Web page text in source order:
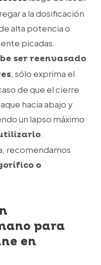
a la dosificación
alta potencia o
picadas.
ser reenvasado
, sólo exprima el
de que el cierre
hacia abajo y
un lapso máximo
.
recomendamos
o
para
en